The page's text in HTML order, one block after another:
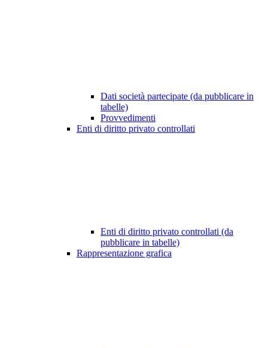
Dati società partecipate (da pubblicare in
tabelle)
Provvedimenti
Enti di diritto privato controllati
Enti di diritto privato controllati (da
pubblicare in tabelle)
Rappresentazione grafica